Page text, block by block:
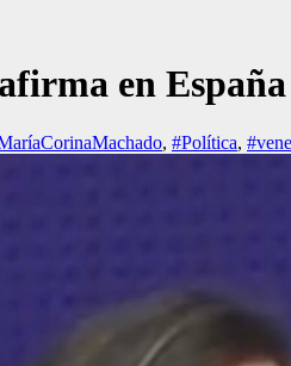
en España
, #Política,